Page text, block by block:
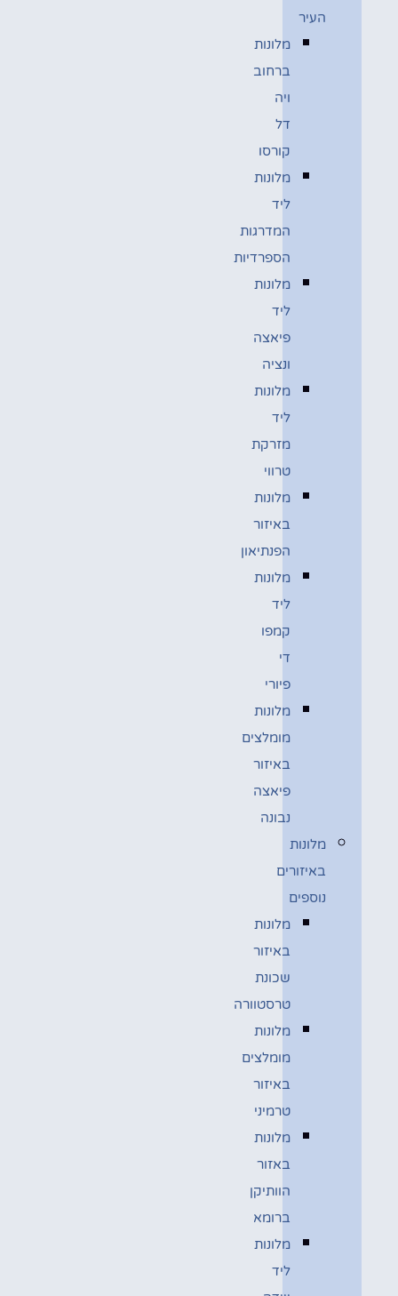
העיר
מלונות
ברחוב
ויה
דל
קורסו
מלונות
ליד
המדרגות
הספרדיות
מלונות
ליד
פיאצה
ונציה
מלונות
ליד
מזרקת
טרווי
מלונות
באיזור
הפנתיאון
מלונות
ליד
קמפו
די
פיורי
מלונות
מומלצים
באיזור
פיאצה
נבונה
מלונות
באיזורים
נוספים
מלונות
באיזור
שכונת
טרסטוורה
מלונות
מומלצים
באיזור
טרמיני
מלונות
באזור
הוותיקן
ברומא
מלונות
ליד